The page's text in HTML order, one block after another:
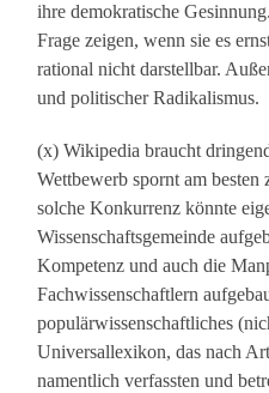
ihre demokratische
Frage zeigen, wenn sie es
rational nicht darstellbar.
und politischer Radikalismus.
(x) Wikipedia braucht
Wettbewerb spornt am besten
solche Konkurrenz könnte
Wissenschaftsgemeinde
Kompetenz und auch die
Fachwissenschaftlern
populärwissenschaftliches
Universallexikon, das nach
namentlich verfassten und